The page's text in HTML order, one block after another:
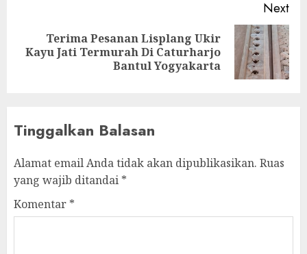
Next
Terima Pesanan Lisplang Ukir
Kayu Jati Termurah Di Caturharjo
Bantul Yogyakarta
Tinggalkan Balasan
Alamat email Anda tidak akan dipublikasikan. Ruas
yang wajib ditandai *
Komentar *